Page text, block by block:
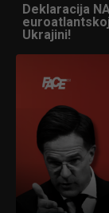
Deklaracija
Ukrajini!